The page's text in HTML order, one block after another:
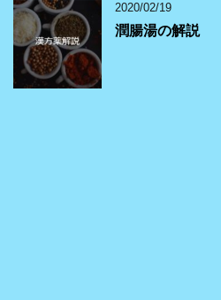
2020/02/19
潤腸湯の解説